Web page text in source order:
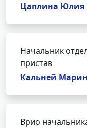
Цаплина Юлия
Начальник
пристав
Кальней
Врио